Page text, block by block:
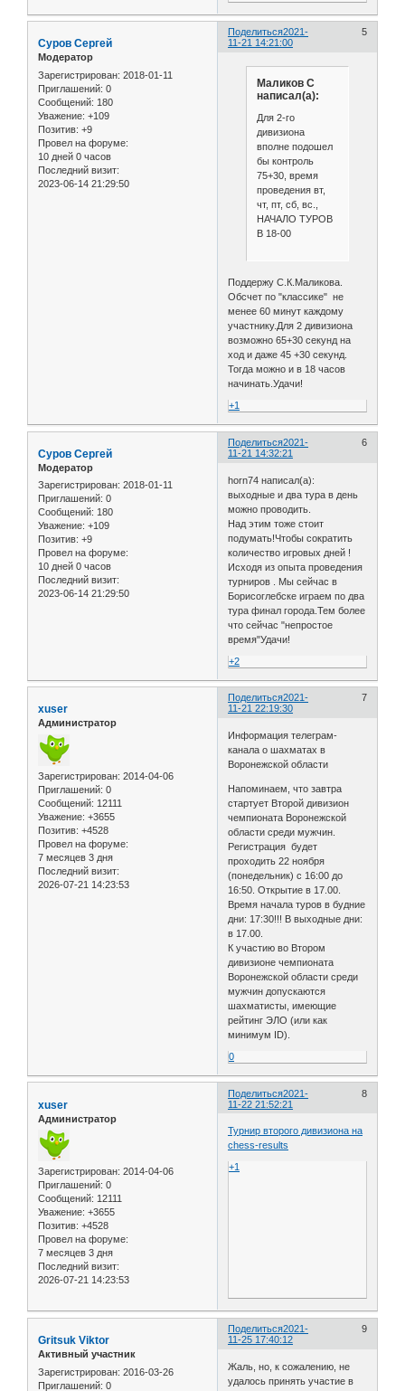
Поделиться 5
2021-
11-21 14:21:00
Cуров Сергей
Модератор
Зарегистрирован: 2018-01-11
Приглашений: 0
Сообщений: 180
Уважение: +109
Позитив: +9
Провел на форуме:
10 дней 0 часов
Последний визит:
2023-06-14 21:29:50
Маликов С
написал(а):
Для 2-го
дивизиона
вполне подошел
бы контроль
75+30, время
проведения вт,
чт, пт, сб, вс.,
НАЧАЛО ТУРОВ
В 18-00
Поддержу С.К.Маликова.
Обсчет по "классике" не
менее 60 минут каждому
участнику.Для 2 дивизиона
возможно 65+30 секунд на
ход и даже 45 +30 секунд.
Тогда можно и в 18 часов
начинать.Удачи!
+1
Поделиться 6
2021-
11-21 14:32:21
Cуров Сергей
Модератор
Зарегистрирован: 2018-01-11
Приглашений: 0
Сообщений: 180
Уважение: +109
Позитив: +9
Провел на форуме:
10 дней 0 часов
Последний визит:
2023-06-14 21:29:50
horn74 написал(а):
выходные и два тура в день
можно проводить.
Над этим тоже стоит
подумать!Чтобы сократить
количество игровых дней !
Исходя из опыта проведения
турниров . Мы сейчас в
Борисоглебске играем по два
тура финал города.Тем более
что сейчас "непростое
время"Удачи!
+2
Поделиться 7
2021-
11-21 22:19:30
xuser
Администратор
Зарегистрирован: 2014-04-06
Приглашений: 0
Сообщений: 12111
Уважение: +3655
Позитив: +4528
Провел на форуме:
7 месяцев 3 дня
Последний визит:
2026-07-21 14:23:53
Информация телеграм-
канала о шахматах в
Воронежской области
Напоминаем, что завтра
стартует Второй дивизион
чемпионата Воронежской
области среди мужчин.
Регистрация будет
проходить 22 ноября
(понедельник) с 16:00 до
16:50. Открытие в 17.00.
Время начала туров в будние
дни: 17:30!!! В выходные дни:
в 17.00.
К участию во Втором
дивизионе чемпионата
Воронежской области среди
мужчин допускаются
шахматисты, имеющие
рейтинг ЭЛО (или как
минимум ID).
0
Поделиться 8
2021-
11-22 21:52:21
xuser
Администратор
Зарегистрирован: 2014-04-06
Приглашений: 0
Сообщений: 12111
Уважение: +3655
Позитив: +4528
Провел на форуме:
7 месяцев 3 дня
Последний визит:
2026-07-21 14:23:53
Турнир второго дивизиона на
chess-results
+1
Поделиться 9
2021-
11-25 17:40:12
Gritsuk Viktor
Активный участник
Зарегистрирован: 2016-03-26
Приглашений: 0
Жаль, но, к сожалению, не
удалось принять участие в